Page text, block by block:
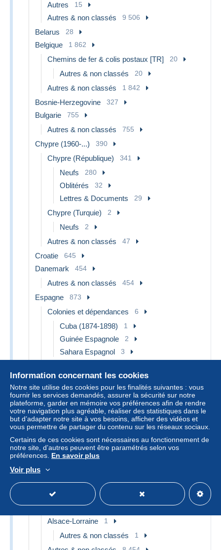
Autres 15
Autres & non classés 9 506
Belarus 28
Belgique 1 862
Chemins de fer & colis postaux [TR] 20
Autres & non classés 20
Autres & non classés 1 842
Bosnie-Herzegovine 327
Bulgarie 755
Autres & non classés 755
Chypre (1960-...) 390
Chypre (République) 341
Neufs 280
Oblitérés 32
Lettres & Documents 29
Chypre (Turquie) 2
Neufs 2
Autres & non classés 47
Croatie 645
Danemark 454
Autres & non classés 454
Espagne 873
Colonies et dépendances 6
Cuba (1874-1898) 1
Guinée Espagnole 2
Sahara Espagnol 3
Estonie 44
Féroé (Iles) 381
Finlande 469
Autres & non classés 469
1849-1900 1
1
Lettres & Documents 1
Alsace-Lorraine 1
Autres & non classés 1
Information concernant les cookies
Notre site utilise des cookies pour les finalités suivantes : vous
fournir les services demandés, assurer la sécurité sur notre
plateforme, garder en mémoire vos préférences afin de rendre
votre navigation plus agréable, réaliser des statistiques dans le
but d’adapter notre site à vos besoins, afficher des vidéos et
vous permettre de partager du contenu sur les réseaux sociaux.
Certains de ces cookies sont nécessaires au fonctionnement de
notre site, d’autres peuvent être paramétrés selon vos
préférences. En savoir plus
Voir plus